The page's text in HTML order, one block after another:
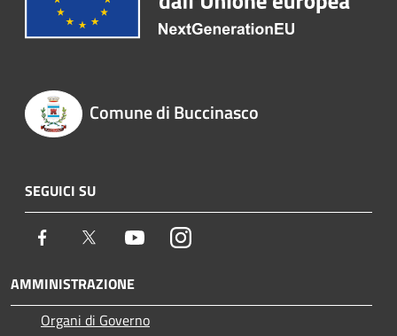
Comune di Buccinasco
SEGUICI SU
Facebook Twitter YoutubeInstagram
AMMINISTRAZIONE
Organi di Governo